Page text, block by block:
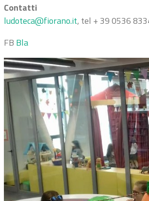
Contatti
ludoteca@fiorano.it, tel + 39 0536
FB Bla